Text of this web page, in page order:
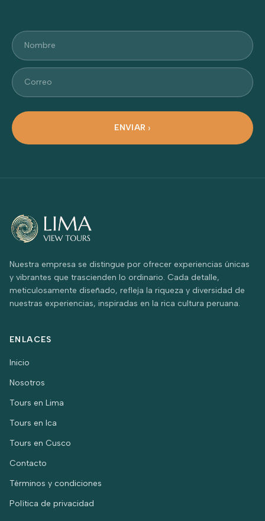
Nombre
Correo
ENVIAR
Nuestra empresa se distingue por ofrecer experiencias únicas
y vibrantes que trascienden lo ordinario. Cada detalle,
meticulosamente diseñado, refleja la riqueza y diversidad de
nuestras experiencias, inspiradas en la rica cultura peruana.
ENLACES
Inicio
Nosotros
Tours en Lima
Tours en Ica
Tours en Cusco
Contacto
Términos y condiciones
Política de privacidad